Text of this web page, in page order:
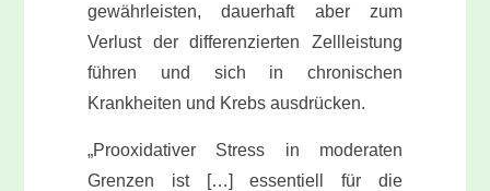
gewährleisten, dauerhaft aber zum
Verlust der differenzierten Zellleistung
führen und sich in chronischen
Krankheiten und Krebs ausdrücken.
„Prooxidativer Stress in moderaten
Grenzen ist […] essentiell für die